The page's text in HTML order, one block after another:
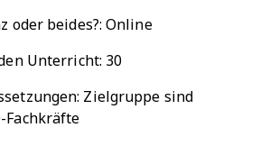
oder beides?: Online
Unterricht: 30
Zielgruppe sind
Fachkräfte